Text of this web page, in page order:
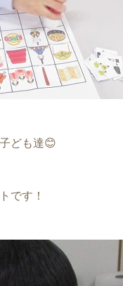
ども達😊
です！